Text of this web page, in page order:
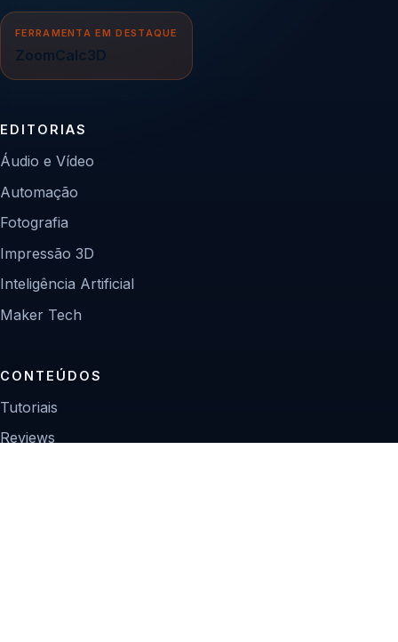
FERRAMENTA EM DESTAQUE
ZoomCalc3D
EDITORIAS
Áudio e Vídeo
Automação
Fotografia
Impressão 3D
Inteligência Artificial
Maker Tech
CONTEÚDOS
Tutoriais
Reviews